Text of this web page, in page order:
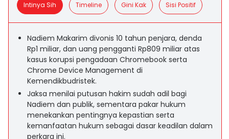
Intinya Sih Timeline Gini Kak Sisi Positif
Nadiem Makarim divonis 10 tahun penjara, denda
Rp1 miliar, dan uang pengganti Rp809 miliar atas
kasus korupsi pengadaan Chromebook serta
Chrome Device Management di
Kemendikbudristek.
Jaksa menilai putusan hakim sudah adil bagi
Nadiem dan publik, sementara pakar hukum
menekankan pentingnya kepastian serta
kemanfaatan hukum sebagai dasar keadilan dalam
perkara ini.